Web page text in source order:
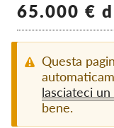
65.000 €
Questa
lasciateci un
bene.